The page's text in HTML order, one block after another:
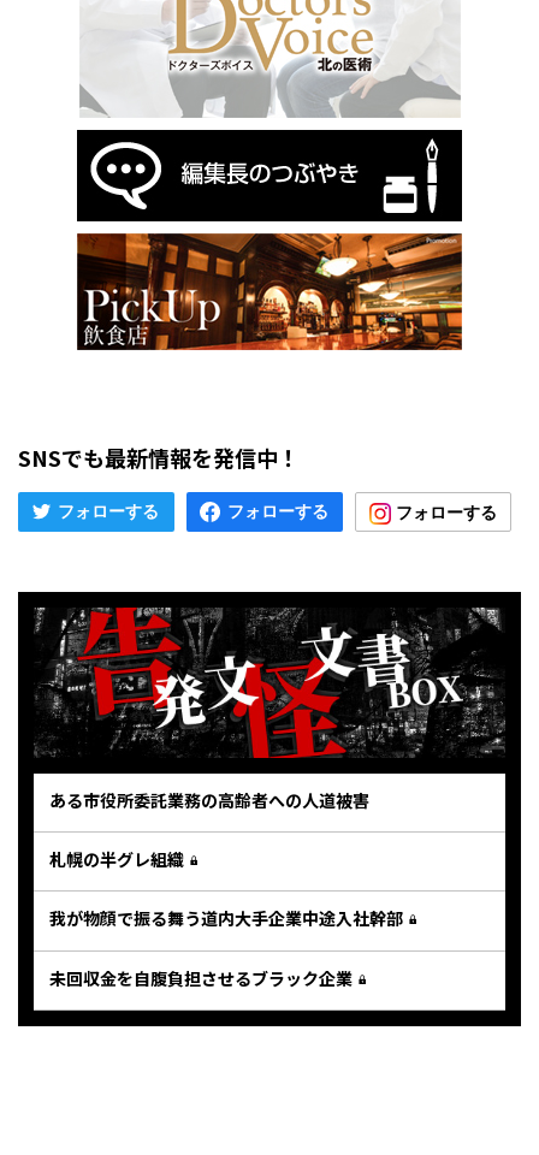
SNSでも最新情報を発信中！
ある市役所委託業務の高齢者への人道被害
札幌の半グレ組織
我が物顔で振る舞う道内大手企業中途入社幹部
未回収金を自腹負担させるブラック企業